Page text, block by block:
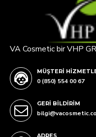
VA Cosmetic bir VHP
MÜŞTERI
0 (850) 554 00 67
GERI BILDIRIM
ADRES